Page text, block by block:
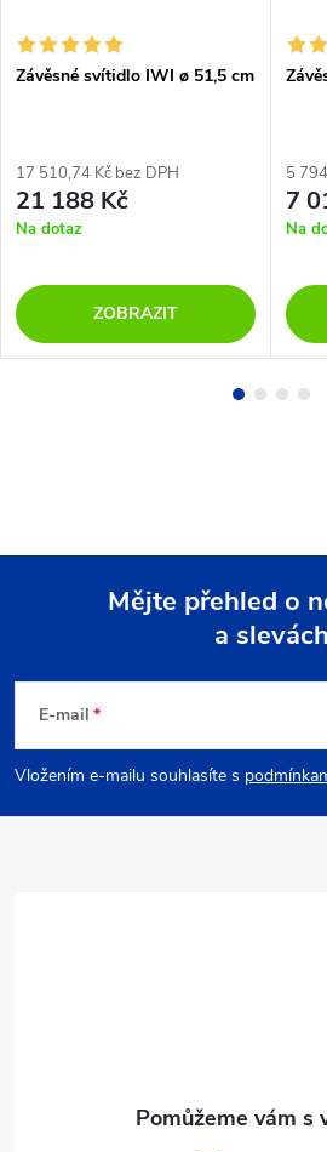
Závěsné svítidlo IWI ø 51,5 cm
17 510,74 Kč bez DPH
21 188 Kč
Na dotaz
ZOBRAZIT
5
7
Na
p
a
Mějte přehled o
a slevách
E-mail
Vložením e-mailu souhlasíte s